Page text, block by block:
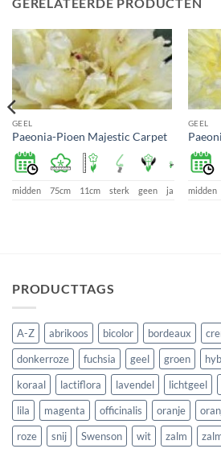
GERELATEERDE PRODUCTEN
GEEL
Paeonia-Pioen Majestic Carpet
midden 75cm 11cm sterk geen ja
GEEL
midden
PRODUCTTAGS
A-Z abrikoos bicolor bordeaux
donkerroze
fuchsia geel groen
koraal
lactiflora lavendel lichtgeel
lila
magenta officinalis oranje
roze
snij Swenson wit zalm